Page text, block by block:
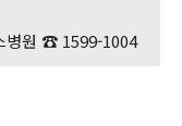
병원 ☎ 1599-1004